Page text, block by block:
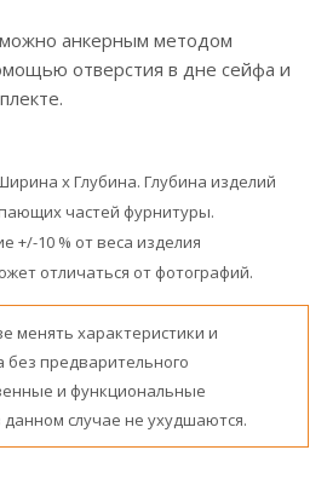
анкерным методом
отверстия в дне сейфа и
x Глубина. Глубина изделий
частей фурнитуры.
+/-10 % от веса изделия
отличаться от фотографий.
менять характеристики и
предварительного
и функциональные
случае не ухудшаются.